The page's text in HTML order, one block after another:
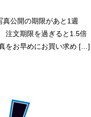
真公開の期限があと1週
注文期限を過ぎると1.5倍
をお早めにお買い求め […]